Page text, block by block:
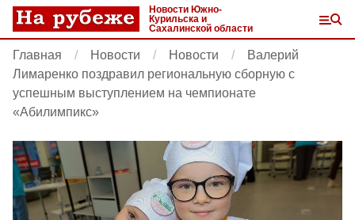
Новости Южно-
Курильска и
Сахалинской области
Главная Новости Новости
Валерий
Лимаренко поздравил региональную сборную с
успешным выступлением на чемпионате
«Абилимпикс»